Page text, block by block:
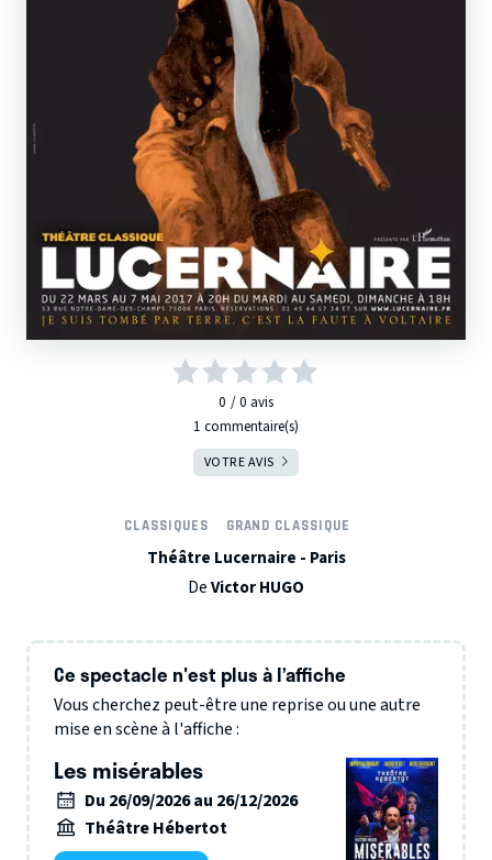
0 0 avis
1 commentaire(s)
VOTRE AVIS
CLASSIQUES GRAND CLASSIQUE
Théâtre Lucernaire - Paris
DeVictor HUGO
Ce spectacle n'est plus à l’affiche
Vous cherchez peut-être une reprise ou une autre
mise en scène à l'affiche :
Les misérables
Du 26/09/2026 au 26/12/2026
Théâtre Hébertot